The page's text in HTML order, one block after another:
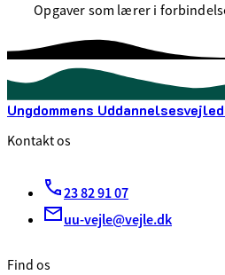
Opgaver som lærer i
Ungdommens
Kontakt os
23 82 91 07
uu-vejle@vejle.dk
Find os